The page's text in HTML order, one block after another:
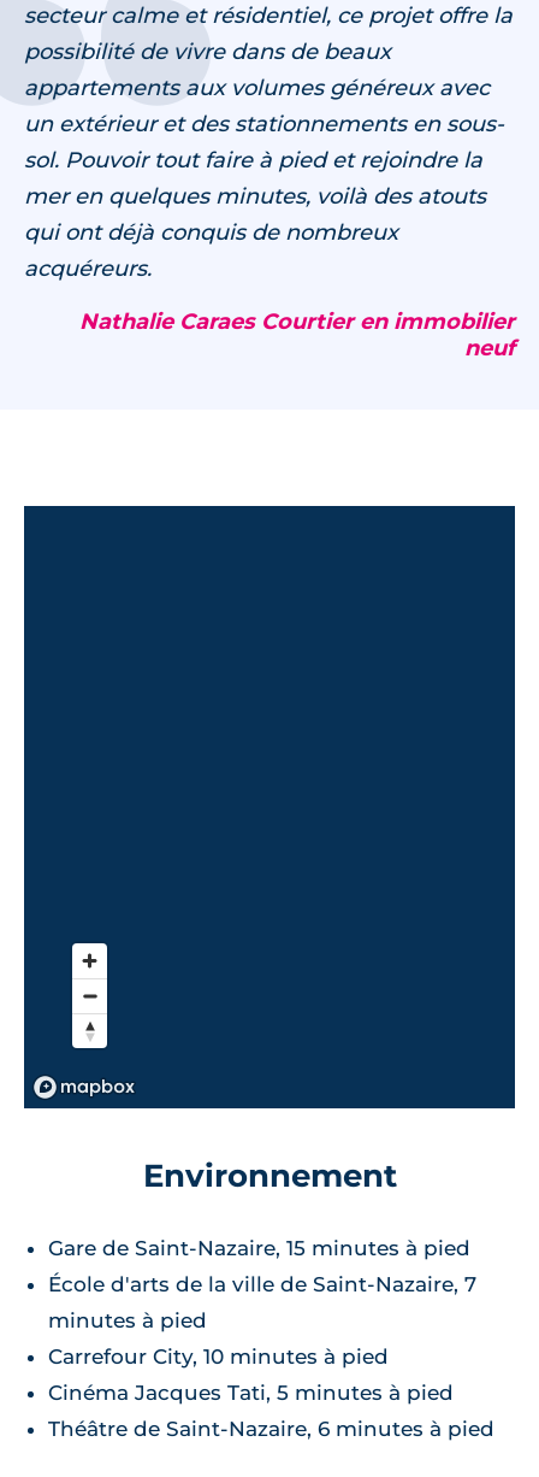
secteur calme et résidentiel, ce projet offre la
possibilité de vivre dans de beaux
appartements aux volumes généreux avec
un extérieur et des stationnements en sous-
sol. Pouvoir tout faire à pied et rejoindre la
mer en quelques minutes, voilà des atouts
qui ont déjà conquis de nombreux
acquéreurs.
Nathalie Caraes Courtier en immobilier
neuf
Environnement
Gare de Saint-Nazaire, 15 minutes à pied
École d'arts de la ville de Saint-Nazaire, 7
minutes à pied
Carrefour City, 10 minutes à pied
Cinéma Jacques Tati, 5 minutes à pied
Théâtre de Saint-Nazaire, 6 minutes à pied